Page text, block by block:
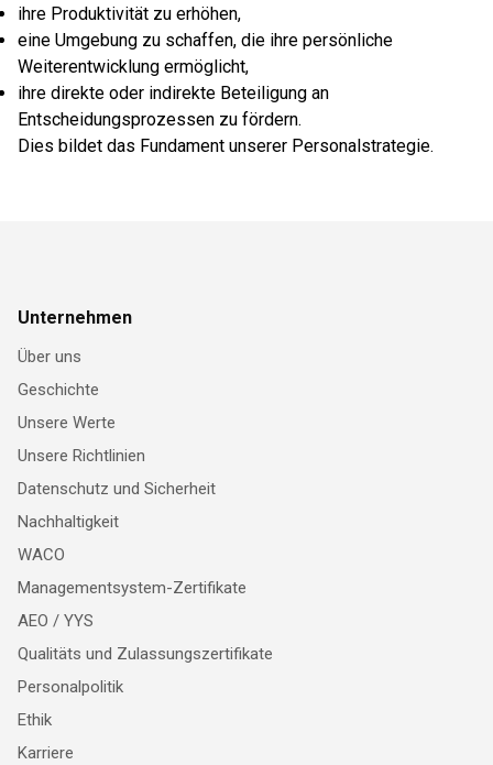
ihre Produktivität zu erhöhen,
eine Umgebung zu schaffen, die ihre persönliche
Weiterentwicklung ermöglicht,
ihre direkte oder indirekte Beteiligung an
Entscheidungsprozessen zu fördern.
Dies bildet das Fundament unserer Personalstrategie.
Unternehmen
Über uns
Geschichte
Unsere Werte
Unsere Richtlinien
Datenschutz und Sicherheit
Nachhaltigkeit
WACO
Managementsystem-Zertifikate
AEO / YYS
Qualitäts und Zulassungszertifikate
Personalpolitik
Ethik
Karriere